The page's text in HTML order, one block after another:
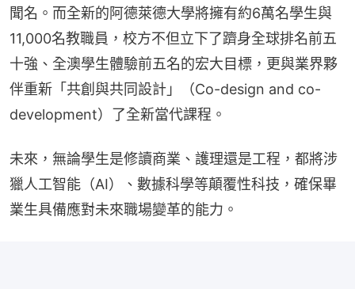
聞名。而全新的阿德萊德大學將擁有約6萬名學生與
11,000名教職員，校方不但立下了躋身全球排名前五
十強、全澳學生體驗前五名的宏大目標，更與業界夥
伴重新「共創與共同設計」（Co-design and co-
development）了全新當代課程。
未來，無論學生是修讀商業、護理還是工程，都將涉
獵人工智能（AI）、數據科學等顛覆性科技，確保畢
業生具備應對未來職場變革的能力。